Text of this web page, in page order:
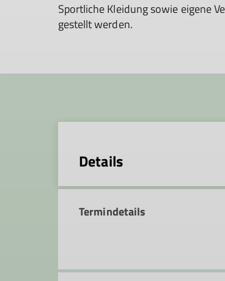
Sportliche Kleidung sowie eigene
gestellt werden.
Details
Termindetails